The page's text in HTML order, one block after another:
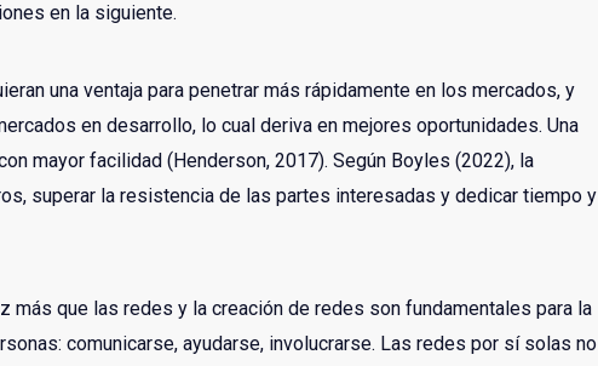
en la siguiente.
una ventaja para penetrar más rápidamente en los mercados, y
en desarrollo, lo cual deriva en mejores oportunidades. Una
mayor facilidad (Henderson, 2017). Según Boyles (2022), la
superar la resistencia de las partes interesadas y dedicar tiempo y
más que las redes y la creación de redes son fundamentales para la
comunicarse, ayudarse, involucrarse. Las redes por sí solas no